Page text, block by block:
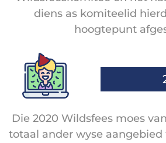
diens as komiteelid
hoogtepunt
Die 2020 Wildsfees moes
totaal ander wyse